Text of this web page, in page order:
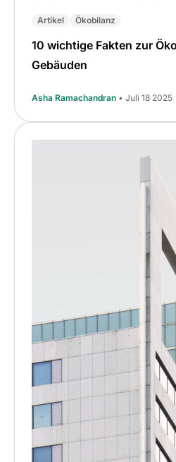
Artikel Ökobilanz
10 wichtige Fakten zur
Gebäuden
Asha Ramachandran • Juli 18 2025